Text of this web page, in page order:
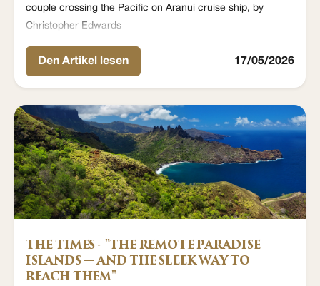
couple crossing the Pacific on Aranui cruise ship, by
Christopher Edwards
Den Artikel lesen 17/05/2026
THE TIMES - "THE REMOTE PARADISE
ISLANDS — AND THE SLEEK WAY TO
REACH THEM"